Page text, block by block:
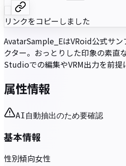
リンクをコピーしました
AvatarSample_EはVRoid公式サ
クター。おっとりした印象の素直
Studioでの編集やVRM出力を前提
属性情報
AI自動抽出のため要確認
基本情報
性別傾向女性